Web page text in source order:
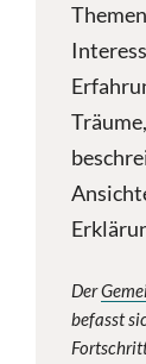
Der
befasst